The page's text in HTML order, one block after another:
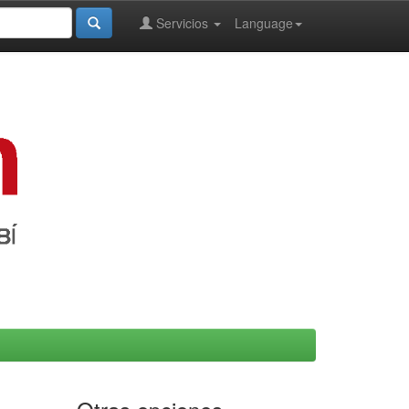
Language
Servicios